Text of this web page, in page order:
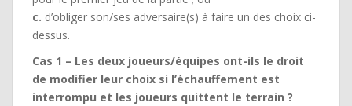
c. d’obliger son/ses adversaire(s) à faire un des choix ci-
dessus.
Cas 1 – Les deux joueurs/équipes ont-ils le droit
de modifier leur choix si l’échauffement est
interrompu et les joueurs quittent le terrain ?